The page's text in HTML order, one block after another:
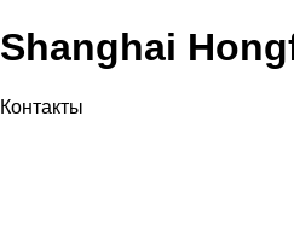
Shanghai
Контакты